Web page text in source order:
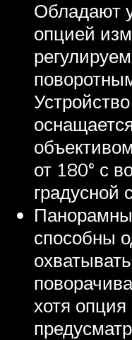
Обладают
опцией
от 180° с
градусной
способны
хотя опция